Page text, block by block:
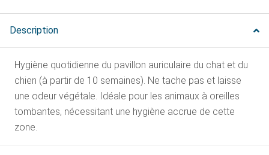
Description
Hygiène quotidienne du pavillon auriculaire du chat et du
chien (à partir de 10 semaines). Ne tache pas et laisse
une odeur végétale. Idéale pour les animaux à oreilles
tombantes, nécessitant une hygiène accrue de cette
zone.